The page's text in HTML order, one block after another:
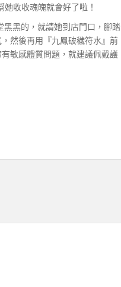
收收魂魄就會好了啦！
黑的，就請她到店門口，腳踏
然後再用『九鳳破穢符水』前
敏感體質問題，就建議佩戴護